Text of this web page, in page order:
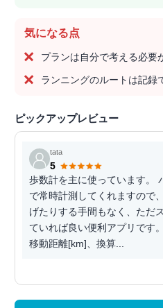
気になる点
プランは自分で考える必要
ランニングのルートは記録
ピックアップレビュー
tata
5
歩数計を主に使っています。
で常時計測してくれますので
げたりする手間もなく、ただ
ていれば良い便利アプリです
移動距離[km]、換算...